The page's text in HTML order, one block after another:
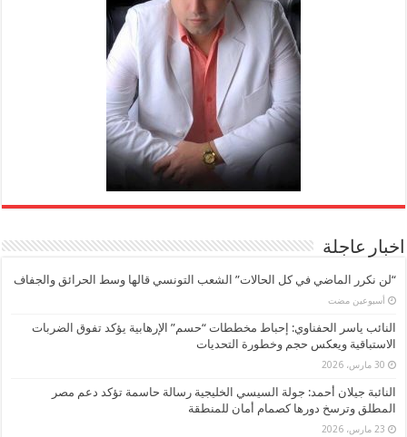
اخبار عاجلة
“لن نكرر الماضي في كل الحالات” الشعب التونسي قالها وسط الحرائق والجفاف
‏أسبوعين مضت
النائب ياسر الحفناوي: إحباط مخططات “حسم” الإرهابية يؤكد تفوق الضربات
الاستباقية ويعكس حجم وخطورة التحديات
30 مارس، 2026
النائبة جيلان أحمد: جولة السيسي الخليجية رسالة حاسمة تؤكد دعم مصر
المطلق وترسخ دورها كصمام أمان للمنطقة
23 مارس، 2026